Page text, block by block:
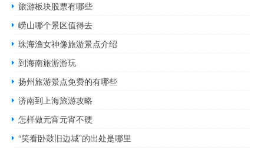
旅游板块股票有哪些
崂山哪个景区值得去
珠海渔女神像旅游景点介绍
到海南旅游游玩
扬州旅游景点免费的有哪些
济南到上海旅游攻略
怎样做元宵元宵不硬
“笑看卧鼓旧边城”的出处是哪里